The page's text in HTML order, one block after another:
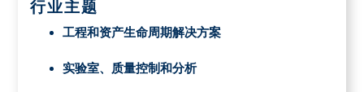
行业主题
工程和资产生命周期解决方案
实验室、质量控制和分析